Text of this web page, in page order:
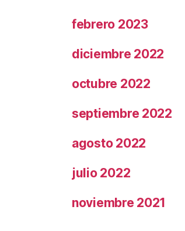
febrero 2023
diciembre 2022
octubre 2022
septiembre 2022
agosto 2022
julio 2022
noviembre 2021